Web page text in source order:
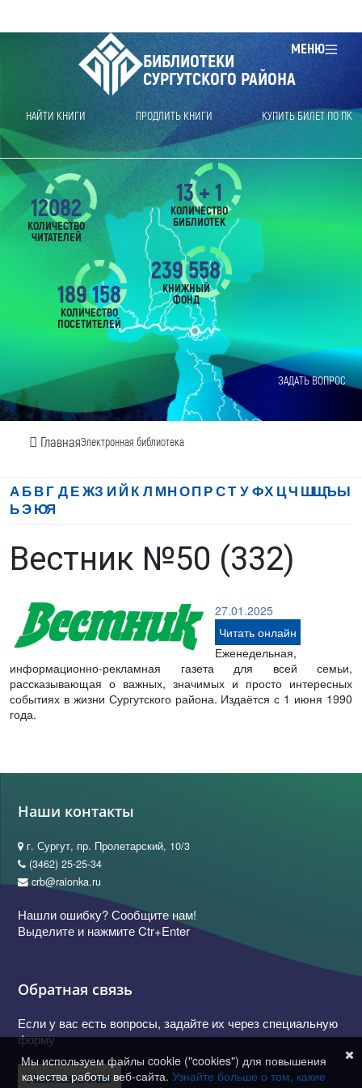
МЕНЮ
БИБЛИОТЕКИ
СУРГУТСКОГО РАЙОНА
НАЙТИ КНИГИ ПРОДЛИТЬ КНИГИ КУПИТЬ БИЛЕТ ПО ПК
ЗАДАТЬ ВОПРОС
ГлавнаяЭлектронная библиотека
12082
КОЛИЧЕСТВО
ЧИТАТЕЛЕЙ
189 158
КОЛИЧЕСТВО
ПОСЕТИТЕЛЕЙ
239 558
КНИЖНЫЙ
ФОНД
13 + 1
КОЛИЧЕСТВО
БИБЛИОТЕК
АБВГ ДЕЖЗ И Й К Л МНОП РСТ УФХ ЦЧ ШЩЪЫ
ЬЭЮЯ
Вестник №50 (332)
27.01.2025
Читать онлайн
Еженедельная,
информационно-рекламная газета для всей семьи,
рассказывающая о важных, значимых и просто интересных
событиях в жизни Сургутского района. Издаётся с 1 июня 1990
года.
Наши контакты
г. Сургут, пр. Пролетарский, 10/3
(3462) 25-25-34
crb@raionka.ru
Нашли ошибку? Сообщите нам!
Выделите и нажмите Ctr+Enter
Обратная связь
Если у вас есть вопросы, задайте их через специальную
форму
Написать нам
Мы используем файлы cookie ("cookies") для повышения
качества работы веб-сайта. Узнайте больше о том, какие